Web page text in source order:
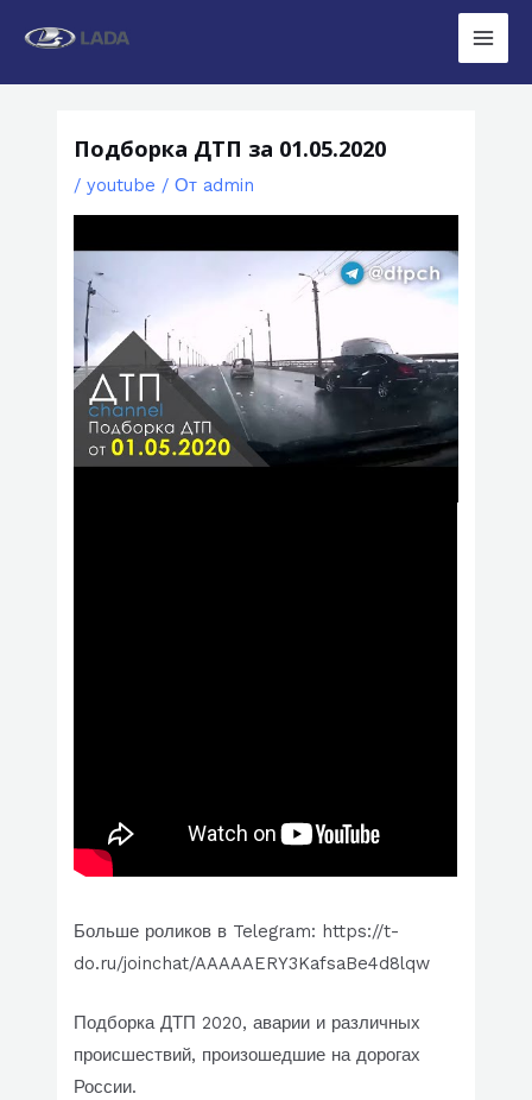
Main
Подборка ДТП за 01.05.2020
/youtube / От admin
Больше роликов в Telegram: https://t-
do.ru/joinchat/AAAAAERY3KafsaBe4d8lqw
Подборка ДТП 2020, аварии и различных
происшествий, произошедшие на дорогах
России.